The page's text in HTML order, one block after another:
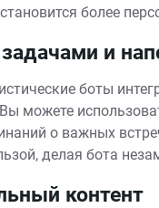
более
и
боты
можете
о важных
делая бота
контент